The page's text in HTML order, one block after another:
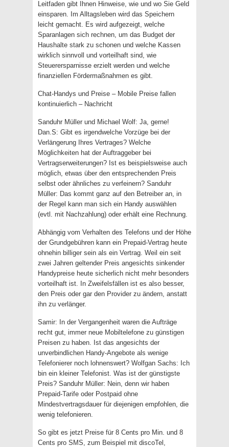
Leitfaden gibt Ihnen Hinweise, wie und wo Sie Geld
einsparen. Im Alltagsleben wird das Speichern
leicht gemacht. Es wird aufgezeigt, welche
Sparanlagen sich rechnen, um das Budget der
Haushalte stark zu schonen und welche Kassen
wirklich sinnvoll und vorteilhaft sind, wie
Steuerersparnisse erzielt werden und welche
finanziellen Fördermaßnahmen es gibt.
Chat-Handys und Preise – Mobile Preise fallen
kontinuierlich – Nachricht
Sanduhr Müller und Michael Wolf: Ja, gerne!
Dan.S: Gibt es irgendwelche Vorzüge bei der
Verlängerung Ihres Vertrages? Welche
Möglichkeiten hat der Auftraggeber bei
Vertragserweiterungen? Ist es beispielsweise auch
möglich, etwas über den entsprechenden Preis
selbst oder ähnliches zu verfeinern? Sanduhr
Müller: Das kommt ganz auf den Betreiber an, in
der Regel kann man sich ein Handy auswählen
(evtl. mit Nachzahlung) oder erhält eine Rechnung.
Abhängig vom Verhalten des Telefons und der Höhe
der Grundgebühren kann ein Prepaid-Vertrag heute
ohnehin billiger sein als ein Vertrag. Weil ein seit
zwei Jahren geltender Preis angesichts sinkender
Handypreise heute sicherlich nicht mehr besonders
vorteilhaft ist. In Zweifelsfällen ist es also besser,
den Preis oder gar den Provider zu ändern, anstatt
ihn zu verlänger.
Samir: In der Vergangenheit waren die Aufträge
recht gut, immer neue Mobiltelefone zu günstigen
Preisen zu haben. Ist das angesichts der
unverbindlichen Handy-Angebote als wenige
Telefonierer noch lohnenswert? Wolfgan Sachs: Ich
bin ein kleiner Telefonist. Was ist der günstigste
Preis? Sanduhr Müller: Nein, denn wir haben
Prepaid-Tarife oder Postpaid ohne
Mindestvertragsdauer für diejenigen empfohlen, die
wenig telefonieren.
So gibt es jetzt Preise für 8 Cents pro Min. und 8
Cents pro SMS, zum Beispiel mit discoTel,